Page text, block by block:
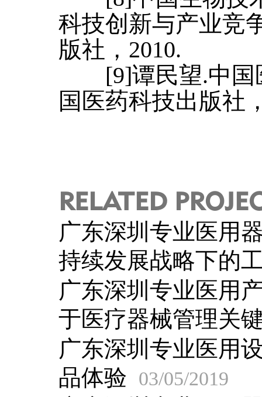
科技创新与产业竞
版社，2010.
[9]谭民望.中国
国医药科技出版社
RELATED
广东深圳专业医用
持续发展战略下的
广东深圳专业医用
于医疗器械管理关
广东深圳专业医用
品体验 03/05/2019